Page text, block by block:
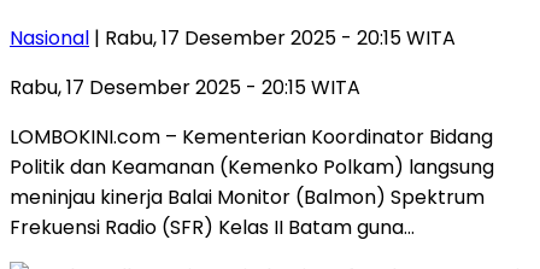
Nasional | Rabu, 17 Desember 2025 - 20:15 WITA
Rabu, 17 Desember 2025 - 20:15 WITA
LOMBOKINI.com – Kementerian Koordinator Bidang
Politik dan Keamanan (Kemenko Polkam) langsung
meninjau kinerja Balai Monitor (Balmon) Spektrum
Frekuensi Radio (SFR) Kelas II Batam guna…